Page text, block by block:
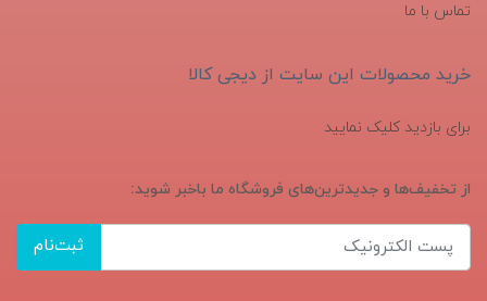
تماس با ما
خرید محصولات این سایت از دیجی کالا
برای بازدید کلیک نمایید
از تخفیف‌ها و جدیدترین‌های فروشگاه ما باخبر شوید:
ثبت‌نام